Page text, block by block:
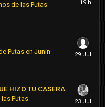
de las Putas
Putas en Junin
HIZO TU CASERA
Putas